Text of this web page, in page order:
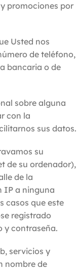
promociones por
Usted nos
de teléfono,
bancaria o de
sobre alguna
con la
sus datos.
su
de su ordenador),
de la
IP a ninguna
casos que este
registrado
y contraseña.
servicios y
nombre de